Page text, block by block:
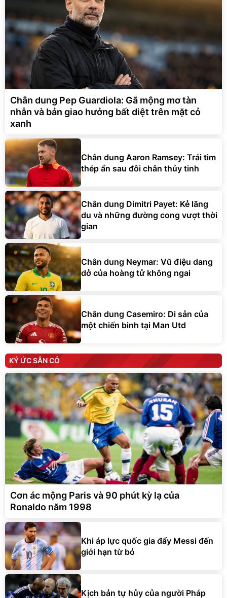
Chân dung Pep Guardiola: Gã mộng mơ tàn
nhẫn và bản giao hưởng bất diệt trên mặt cỏ
xanh
Chân dung Aaron Ramsey: Trái tim
thép ẩn sau đôi chân thủy tinh
Chân dung Dimitri Payet: Kẻ lãng
du và những đường cong vượt thời
gian
Chân dung Neymar: Vũ điệu dang
dở của hoàng tử không ngai
Chân dung Casemiro: Di sản của
một chiến binh tại Man Utd
KÝ ỨC SÂN CỎ
Cơn ác mộng Paris và 90 phút kỳ lạ của
Ronaldo năm 1998
Khi áp lực quốc gia đẩy Messi đến
giới hạn từ bỏ
Kịch bản tự hủy của người Pháp